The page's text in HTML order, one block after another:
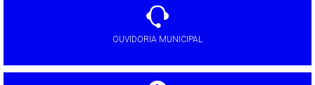
OUVIDORIA MUNICIPAL